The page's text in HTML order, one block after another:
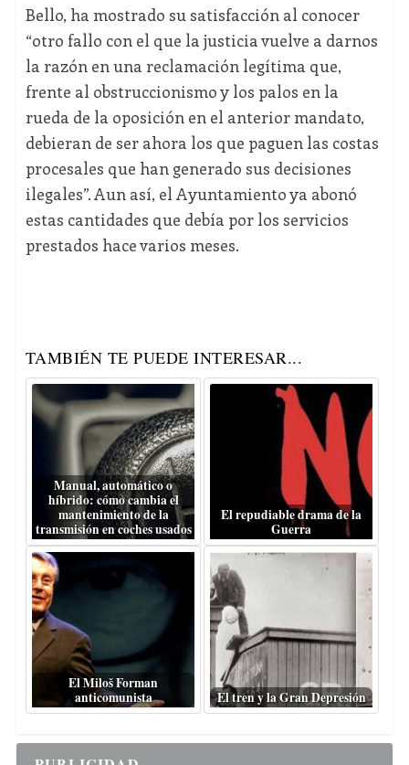
Bello, ha mostrado su satisfacción al conocer
“otro fallo con el que la justicia vuelve a darnos
la razón en una reclamación legítima que,
frente al obstruccionismo y los palos en la
rueda de la oposición en el anterior mandato,
debieran de ser ahora los que paguen las costas
procesales que han generado sus decisiones
ilegales”. Aun así, el Ayuntamiento ya abonó
estas cantidades que debía por los servicios
prestados hace varios meses.
TAMBIÉN TE PUEDE INTERESAR...
Manual, automático o
híbrido: cómo cambia el
mantenimiento de la
transmisión en coches usados
El repudiable drama de la
Guerra
El Miloš Forman
anticomunista
El tren y la Gran Depresión